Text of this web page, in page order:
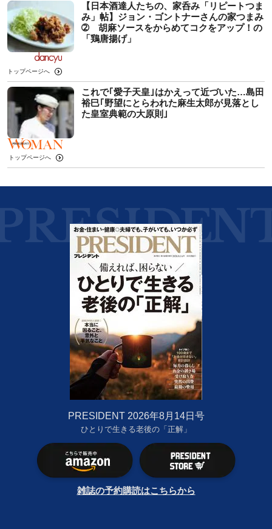
【日本酒達人たちの、家呑み「リピートつま
み」帖】ジョン・ゴントナーさんの家つまみ
➁ 胡麻ソースをからめてコクをアップ！の
「鶏唐揚げ」
トップページへ
これで｢愛子天皇｣はかえって近づいた…島田
裕巳｢野望にとらわれた麻生太郎が見落とし
た皇室典範の大原則｣
トップページへ
PRESIDENT 2026年8月14日号
ひとりで生きる老後の「正解」
雑誌の予約購読はこちらから